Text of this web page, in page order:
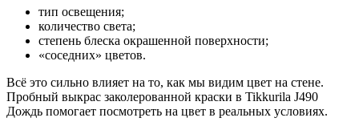
тип освещения;
количество света;
степень блеска окрашенной поверхности;
«соседних» цветов.
Всё это сильно влияет на то, как мы видим цвет на стене.
Пробный выкрас заколерованной краски в Tikkurila J490
Дождь помогает посмотреть на цвет в реальных условиях.